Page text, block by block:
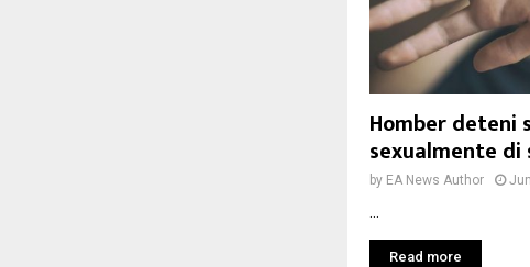
Homber deteni
sexualmente di
by EA News Author
Read more